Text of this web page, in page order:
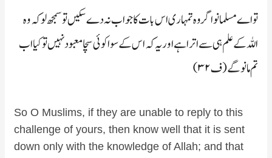
تو اے مسلمانو اگر وہ تمہاری اس بات کا جواب نہ دے سکیں تو سمجھ لو کہ وہ
اللہ کے علم ہی سے اترا ہے اور یہ کہ اس کے سوا کوئی سچا معبود نہیں تو کیا اب
تم مانو گے (ف۳۲)
So O Muslims, if they are unable to reply to this
challenge of yours, then know well that it is sent
down only with the knowledge of Allah; and that